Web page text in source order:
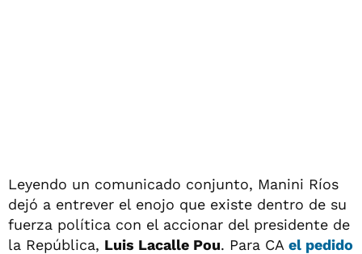
Leyendo un comunicado conjunto, Manini Ríos
dejó a entrever el enojo que existe dentro de su
fuerza política con el accionar del presidente de
la República, Luis Lacalle Pou. Para CA el pedido